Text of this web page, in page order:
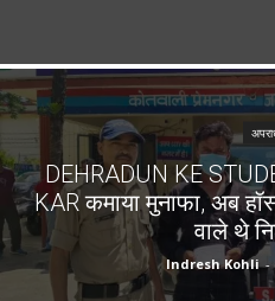
DEHRADUN KE
KAR कमाया मुनाफा, अब
वाले थे
Indresh Kohli -